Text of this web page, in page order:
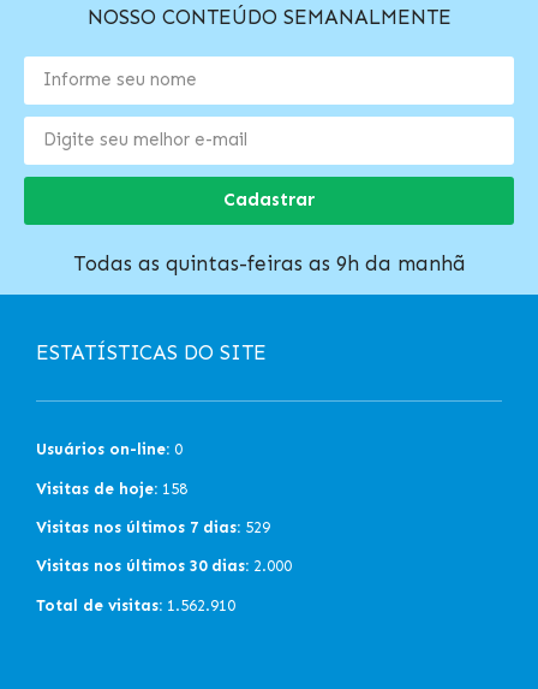
NOSSO CONTEÚDO SEMANALMENTE
Cadastrar
Todas as quintas-feiras as 9h da manhã
ESTATÍSTICAS DO SITE
Usuários on-line: 0
Visitas de hoje: 158
Visitas nos últimos 7 dias: 529
Visitas nos últimos 30 dias: 2.000
Total de visitas: 1.562.910